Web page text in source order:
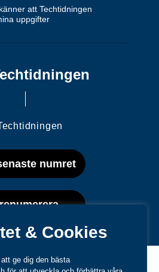
& Cookies
ge dig den bästa
att Techtidningen
uppgifter
numret